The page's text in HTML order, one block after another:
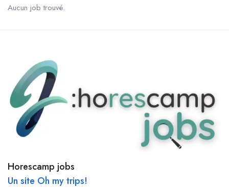
Aucun job trouvé.
Horescamp jobs
Un site Oh my trips!